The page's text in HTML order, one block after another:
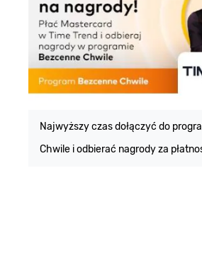
Najwyższy czas dołączyć do
Chwile i odbierać nagrody za